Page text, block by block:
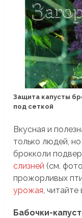
Защита капусты
под сеткой
Вкусная и
только людей,
брокколи
слизней (см.
прожорливых
урожая, читайте
Бабочки-